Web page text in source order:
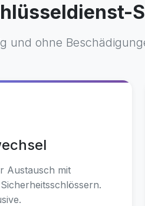
und ohne
Austausch mit